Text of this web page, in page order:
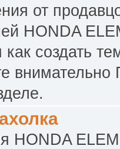
от
HONDA
создать
HONDA